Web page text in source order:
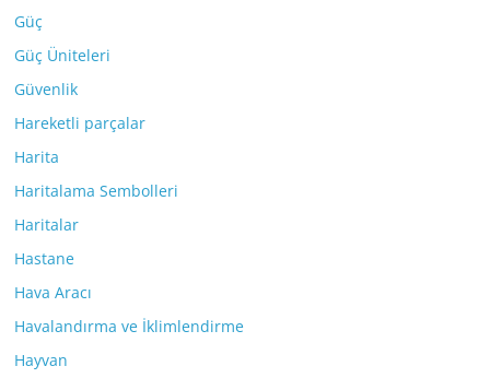
Güç
Güç Üniteleri
Güvenlik
Hareketli parçalar
Harita
Haritalama Sembolleri
Haritalar
Hastane
Hava Aracı
Havalandırma ve İklimlendirme
Hayvan